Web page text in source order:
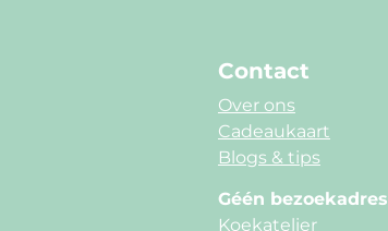
Contact
Over ons
Cadeaukaart
Blogs & tips
Géén bezoekadres
Koekatelier